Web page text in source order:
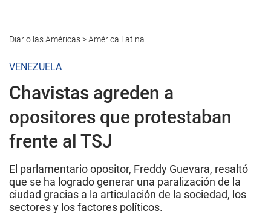
Diario las Américas>América Latina
VENEZUELA
Chavistas agreden a
opositores que protestaban
frente al TSJ
El parlamentario opositor, Freddy Guevara, resaltó
que se ha logrado generar una paralización de la
ciudad gracias a la articulación de la sociedad, los
sectores y los factores políticos.